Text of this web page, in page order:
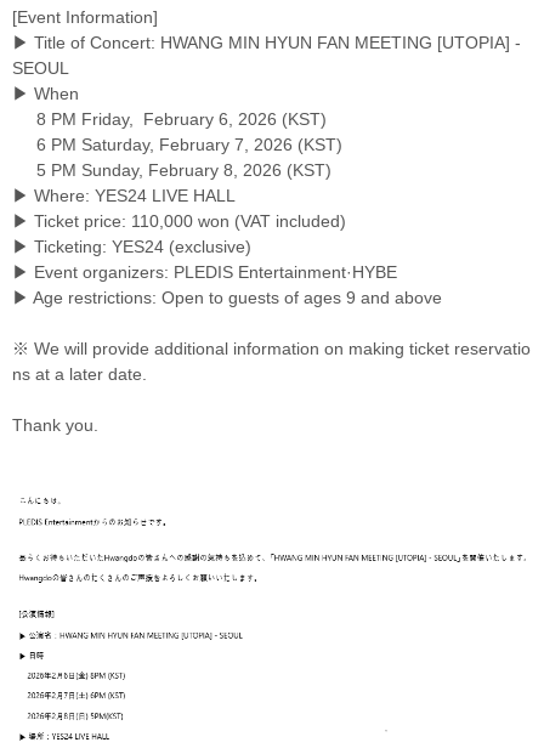
[Event Information]
▶ Title of Concert: HWANG MIN HYUN FAN MEETING [UTOPIA] -
SEOUL
▶ When
8 PM Friday, February 6, 2026 (KST)
6 PM Saturday, February 7, 2026 (KST)
5 PM Sunday, February 8, 2026 (KST)
▶ Where: YES24 LIVE HALL
▶ Ticket price: 110,000 won (VAT included)
▶ Ticketing: YES24 (exclusive)
▶ Event organizers: PLEDIS Entertainment·HYBE
▶ Age restrictions: Open to guests of ages 9 and above
※ We will provide additional information on making ticket reservatio
ns at a later date.
Thank you.